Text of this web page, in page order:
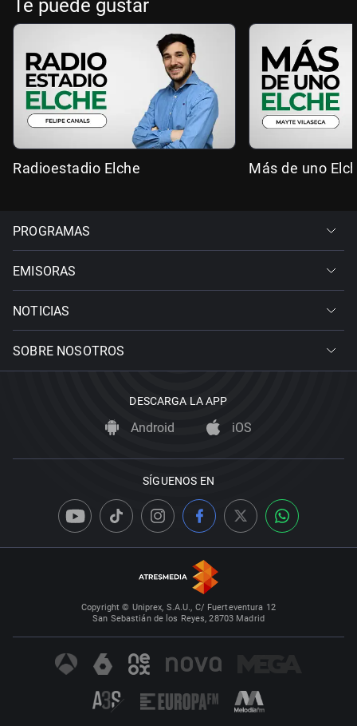
Te puede gustar
Radioestadio Elche Más de uno
PROGRAMAS
EMISORAS
NOTICIAS
SOBRE NOSOTROS
DESCARGA LA APP
Android iOS
SÍGUENOS EN
Copyright © Uniprex, S.A.U., C/ Fuerteventura 12
San Sebastián de los Reyes, 28703 Madrid